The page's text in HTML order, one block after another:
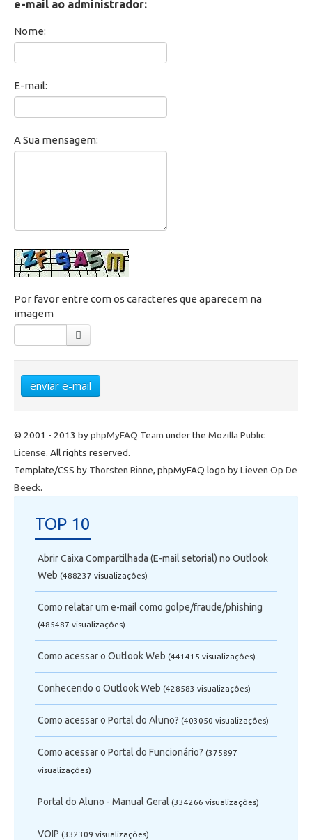
Secretaria de Administração Escolar - SAE
Financeiro
Wifi
Suporte
Telefonia
Office 365
Intercâmbio
Fluig
Feedz
e-mail ao administrador:
Nome:
E-mail:
A Sua mensagem:
Por favor entre com os caracteres que aparecem na
imagem
enviar e-mail
© 2001 - 2013 byphpMyFAQ Team under the Mozilla Public
License. All rights reserved.
Template/CSS by Thorsten Rinne, phpMyFAQ logo byLieven Op De
Beeck.
TOP 10
Abrir Caixa Compartilhada (E-mail setorial) no Outlook
Web (488237 visualizaçôes)
Como relatar um e-mail como golpe/fraude/phishing
(485487 visualizaçôes)
Como acessar o Outlook Web (441415 visualizaçôes)
Conhecendo o Outlook Web (428583 visualizaçôes)
Como acessar o Portal do Aluno? (403050 visualizaçôes)
Como acessar o Portal do Funcionário? (375897
visualizaçôes)
Portal do Aluno - Manual Geral (334266 visualizaçôes)
VOIP (332309 visualizaçôes)